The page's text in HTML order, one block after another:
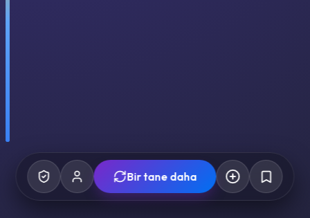
Bir tane daha